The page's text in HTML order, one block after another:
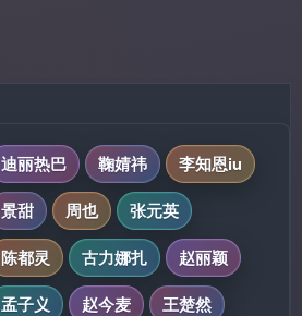
迪丽热巴 鞠婧祎
李知恩iu
景甜 周也
张元英
陈都灵 古力娜扎
赵丽颖
孟子义 赵今麦
王楚然